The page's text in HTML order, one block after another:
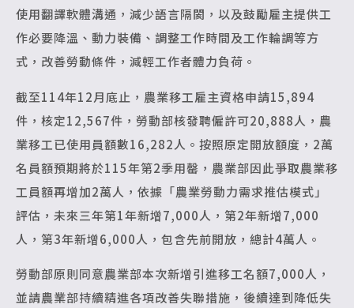
使用翻譯軟體溝通，減少語言隔閡，以及鼓勵雇主提供工
作必要降溫、動力裝備、調整工作時間及工作輪調等方
式，改善勞動條件，減輕工作者體力負荷。
截至114年12月底止，農業移工雇主資格申請15,894
件，核定12,567件，勞動部核發聘僱許可20,888人，農
業移工已使用員額數16,282人。按照原定開放額度，2萬
名員額預期將於115年第2季用罄，農業部因此爭取農業移
工員額再增加2萬人，依據「農業勞動力需求推估模式」
評估，未來三年第1年新增7,000人，第2年新增7,000
人，第3年新增6,000人，包含先前開放，總計4萬人。
勞動部原則同意農業部本次新增引進移工名額7,000人，
並請農業部持續精進各項改善失聯措施，後續達到降低失